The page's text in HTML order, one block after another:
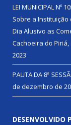
LEI MUNICIPAL Nº
Sobre a Instituição
Dia Alusivo as
Cachoeira do
2023
PAUTA DA 8ª
de dezembro de
DESENVOLVIDO